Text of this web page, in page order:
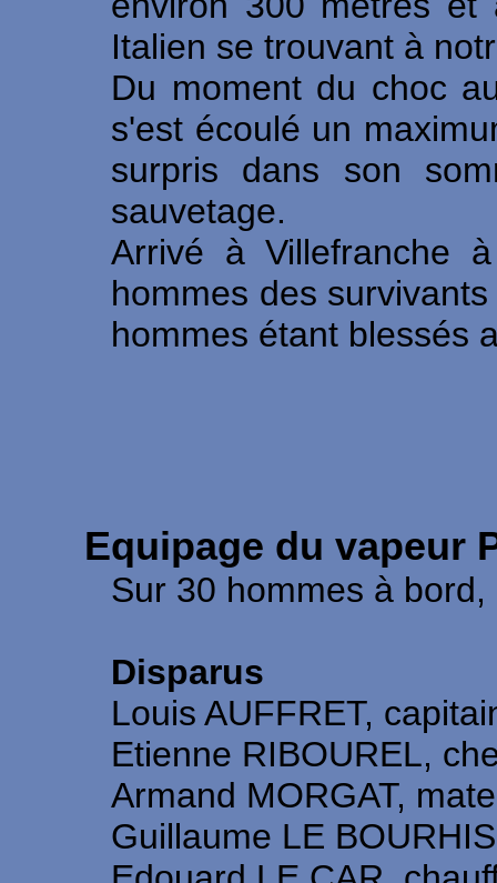
Italien se trouvant à
Du moment du choc
s'est écoulé un
surpris dans son
sauvetage.
Arrivé à Villefranche
hommes des
hommes étant blessés
Equipage du vapeur
Sur 30 hommes à
Disparus
Louis AUFFRET,
Etienne RIBOUREL,
Armand MORGAT,
Guillaume LE